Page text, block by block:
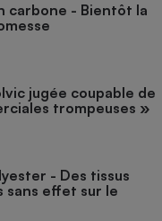
carbone - Bientôt la
jugée coupable de
trompeuses »
- Des tissus
sans effet sur le